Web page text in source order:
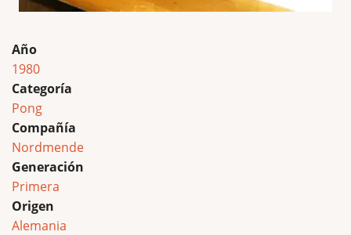
Año
1980
Categoría
Pong
Compañía
Nordmende
Generación
Primera
Origen
Alemania